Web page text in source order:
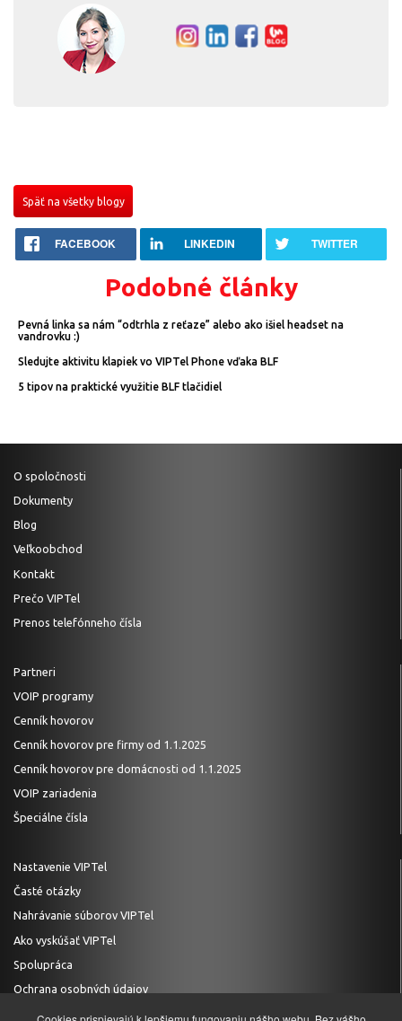
Späť na všetky blogy
FACEBOOK LINKEDIN TWITTER
Podobné články
Pevná linka sa nám “odtrhla z reťaze” alebo ako išiel headset na
vandrovku :)
Sledujte aktivitu klapiek vo VIPTel Phone vďaka BLF
5 tipov na praktické využitie BLF tlačidiel
O spoločnosti
Dokumenty
Blog
Veľkoobchod
Kontakt
Prečo VIPTel
Prenos telefónneho čísla
Partneri
VOIP programy
Cenník hovorov
Cenník hovorov pre firmy od 1.1.2025
Cenník hovorov pre domácnosti od 1.1.2025
VOIP zariadenia
Špeciálne čísla
Nastavenie VIPTel
Časté otázky
Nahrávanie súborov VIPTel
Ako vyskúšať VIPTel
Spolupráca
Ochrana osobných údajov